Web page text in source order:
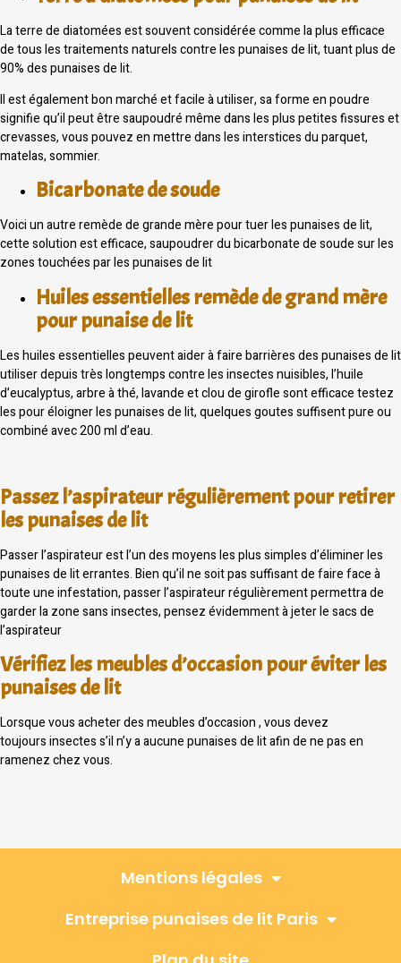
La terre de diatomées est souvent considérée comme la plus efficace
de tous les traitements naturels contre les punaises de lit, tuant plus de
90% des punaises de lit.
Il est également bon marché et facile à utiliser, sa forme en poudre
signifie qu’il peut être saupoudré même dans les plus petites fissures et
crevasses, vous pouvez en mettre dans les interstices du parquet,
matelas, sommier.
Bicarbonate de soude
Voici un autre remède de grande mère pour tuer les punaises de lit,
cette solution est efficace, saupoudrer du bicarbonate de soude sur les
zones touchées par les punaises de lit
Huiles essentielles remède de grand mère
pour punaise de lit
Les huiles essentielles peuvent aider à faire barrières des punaises de lit
utiliser depuis très longtemps contre les insectes nuisibles, l’huile
d’eucalyptus, arbre à thé, lavande et clou de girofle sont efficace testez
les pour éloigner les punaises de lit, quelques goutes suffisent pure ou
combiné avec 200 ml d’eau.
Passez l’aspirateur régulièrement pour retirer
les punaises de lit
Passer l’aspirateur est l’un des moyens les plus simples d’éliminer les
punaises de lit errantes. Bien qu’il ne soit pas suffisant de faire face à
toute une infestation, passer l’aspirateur régulièrement permettra de
garder la zone sans insectes, pensez évidemment à jeter le sacs de
l’aspirateur
Vérifiez les meubles d’occasion pour éviter les
punaises de lit
Lorsque vous acheter des meubles d’occasion , vous devez
toujours insectes s’il n’y a aucune punaises de lit afin de ne pas en
ramenez chez vous.
Mentions légales
Entreprise punaises de lit Paris